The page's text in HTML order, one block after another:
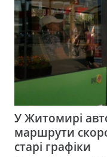
У Житомирі
маршрути
старі графіки